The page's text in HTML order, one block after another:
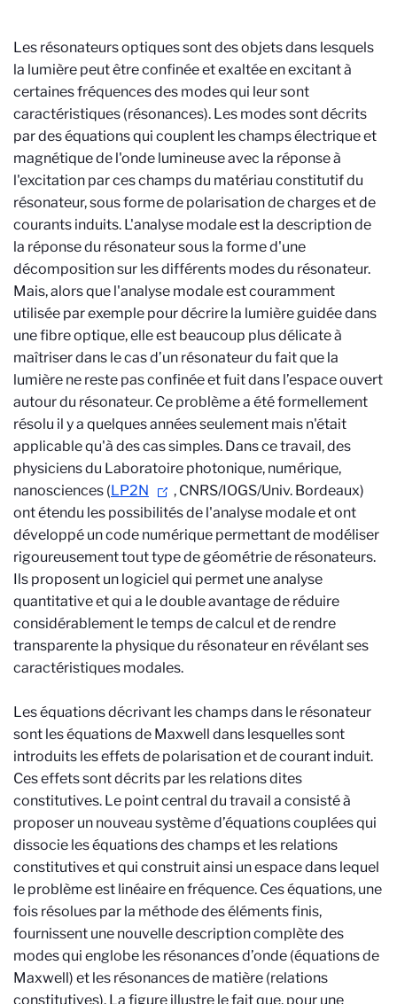
Les résonateurs optiques sont des objets dans lesquels
la lumière peut être confinée et exaltée en excitant à
certaines fréquences des modes qui leur sont
caractéristiques (résonances). Les modes sont décrits
par des équations qui couplent les champs électrique et
magnétique de l'onde lumineuse avec la réponse à
l'excitation par ces champs du matériau constitutif du
résonateur, sous forme de polarisation de charges et de
courants induits. L'analyse modale est la description de
la réponse du résonateur sous la forme d'une
décomposition sur les différents modes du résonateur.
Mais, alors que l'analyse modale est couramment
utilisée par exemple pour décrire la lumière guidée dans
une fibre optique, elle est beaucoup plus délicate à
maîtriser dans le cas d’un résonateur du fait que la
lumière ne reste pas confinée et fuit dans l’espace ouvert
autour du résonateur. Ce problème a été formellement
résolu il y a quelques années seulement mais n'était
applicable qu'à des cas simples. Dans ce travail, des
physiciens du Laboratoire photonique, numérique,
nanosciences (LP2N
, CNRS/IOGS/Univ. Bordeaux)
ont étendu les possibilités de l'analyse modale et ont
développé un code numérique permettant de modéliser
rigoureusement tout type de géométrie de résonateurs.
Ils proposent un logiciel qui permet une analyse
quantitative et qui a le double avantage de réduire
considérablement le temps de calcul et de rendre
transparente la physique du résonateur en révélant ses
caractéristiques modales.
Les équations décrivant les champs dans le résonateur
sont les équations de Maxwell dans lesquelles sont
introduits les effets de polarisation et de courant induit.
Ces effets sont décrits par les relations dites
constitutives. Le point central du travail a consisté à
proposer un nouveau système d’équations couplées qui
dissocie les équations des champs et les relations
constitutives et qui construit ainsi un espace dans lequel
le problème est linéaire en fréquence. Ces équations, une
fois résolues par la méthode des éléments finis,
fournissent une nouvelle description complète des
modes qui englobe les résonances d’onde (équations de
Maxwell) et les résonances de matière (relations
constitutives). La figure illustre le fait que, pour une